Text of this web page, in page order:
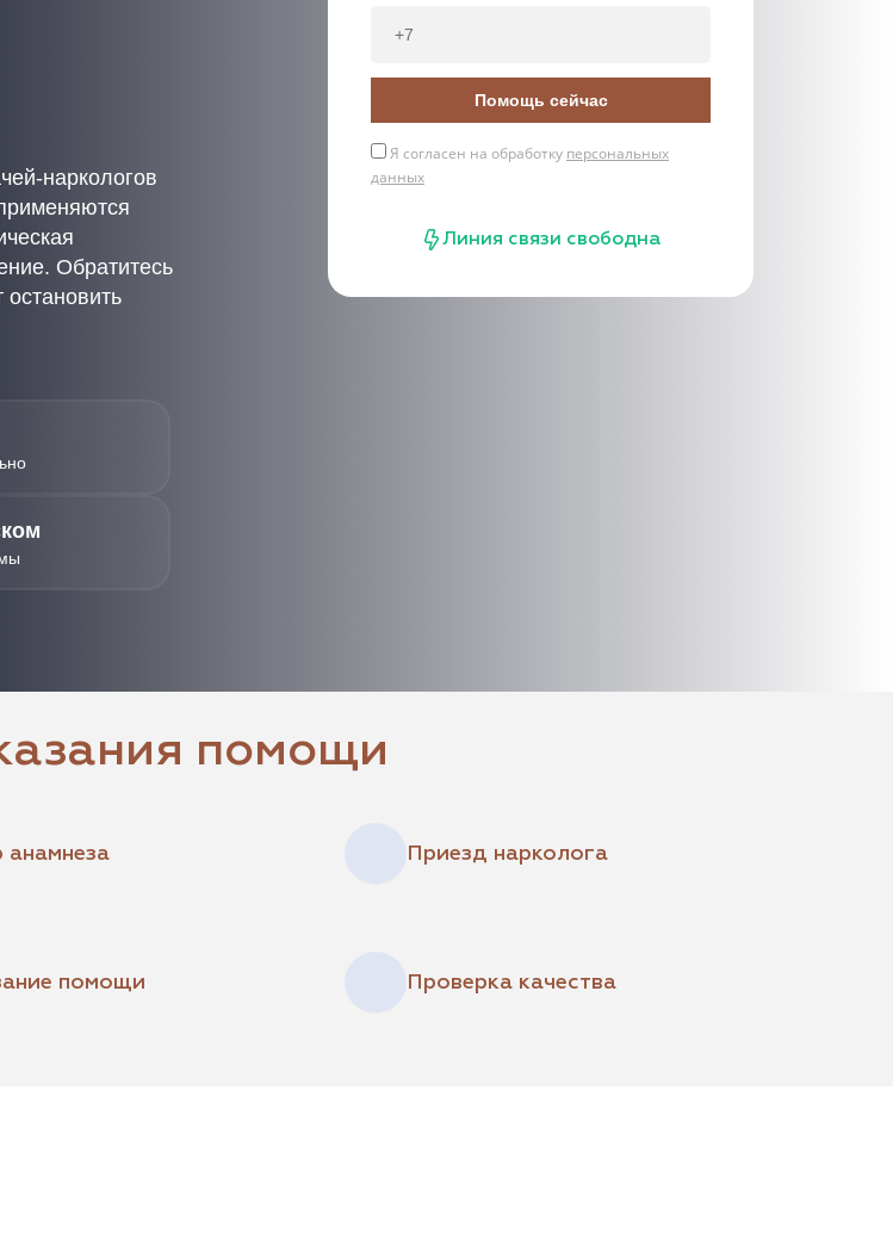
наркологов
Обратитесь
Помощь сейчас
Я согласен на обработку персональных
данных
Линия связи свободна
помощи
анамнеза Приезд нарколога
помощи Проверка качества